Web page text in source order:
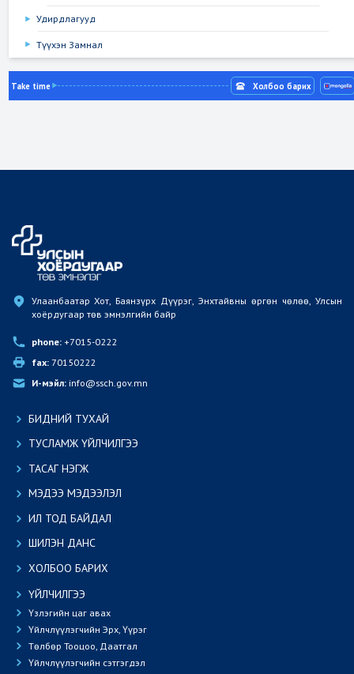
Удирдлагууд
Түүхэн Замнал
Take time Холбоо барих
Улаанбаатар Хот, Баянзүрх Дүүрэг, Энхтайвны өргөн чөлөө, Улсын
хоёрдугаар төв эмнэлгийн байр
phone: +7015-0222
fax: 70150222
И-мэйл: info@ssch.gov.mn
БИДНИЙ ТУХАЙ
ТУСЛАМЖ ҮЙЛЧИЛГЭЭ
ТАСАГ НЭГЖ
МЭДЭЭ МЭДЭЭЛЭЛ
ИЛ ТОД БАЙДАЛ
ШИЛЭН ДАНС
ХОЛБОО БАРИХ
ҮЙЛЧИЛГЭЭ
Үзлэгийн цаг авах
Үйлчлүүлэгчийн Эрх, Үүрэг
Төлбөр Тооцоо, Даатгал
Үйлчлүүлэгчийн сэтгэгдэл